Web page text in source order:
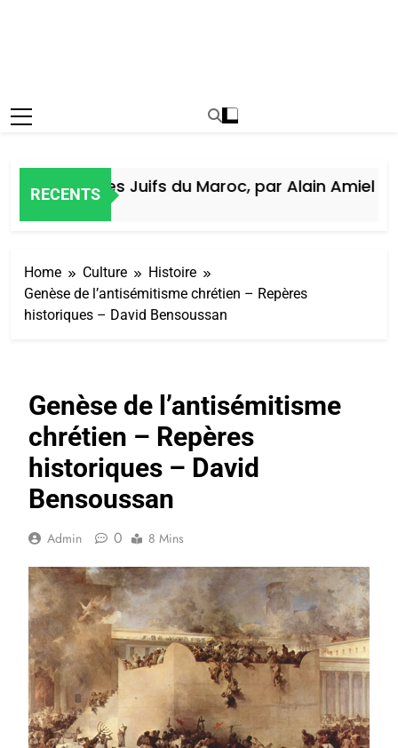
RECENTS
Histoire des Juifs du Maroc, par Alain Amiel
Home Culture
Histoire
Genèse de l’antisémitisme chrétien – Repères
historiques – David Bensoussan
Genèse de l’antisémitisme
chrétien – Repères
historiques – David
Bensoussan
Admin 0 8 Mins